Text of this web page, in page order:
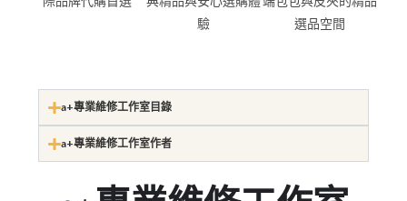
a+專業維修工作室目錄
a+專業維修工作室作者